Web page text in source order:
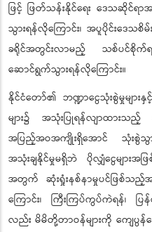
ဖြင့် ဖြတ်သန်းနိုင်ရေး ဒေသဆိုင်ရာ
သွားရန်လိုကြောင်း၊ အပူပိုင်းဒေသ
ခရိုင်အတွင်းလာမည့် သစ်ပင်စိုက်ရာ
ဆောင်ရွက်သွားရန်လိုကြောင်း။
နိုင်ငံတော်၏ ဘဏ္ဍာငွေသုံးစွဲမှုမျာ
များ၌ အသုံးပြုရန်လျာထားသည့်
အပြည့်အဝအကျိုးရှိအောင် သုံးစွဲသွား
အသုံးချနိုင်မှုမရှိဘဲ ပိုလျှံငွေများ
အတွက် ဆုံးရှုံးနစ်နာမှုပင်ဖြစ်သည့်
ကြောင်း၊ ကြီးကြပ်ကွပ်ကဲရန်၊ ပ
လည်း မိမိတို့တာဝန်များကို ကျေပွန်